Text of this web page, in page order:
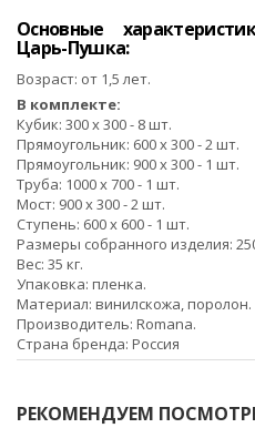
Основные
Царь-Пушка:
Возраст: от 1,5 лет.
В комплекте:
Кубик: 300 х 300 - 8 шт.
Прямоугольник: 600 x 300 - 2 шт.
Прямоугольник: 900 x 300 - 1 шт.
Труба: 1000 x 700 - 1 шт.
Мост: 900 x 300 - 2 шт.
Ступень: 600 x 600 - 1 шт.
Размеры собранного изделия:
Вес: 35 кг.
Упаковка: пленка.
Материал: винилскожа, поролон.
Производитель: Romana.
Страна бренда: Россия
РЕКОМЕНДУЕМ